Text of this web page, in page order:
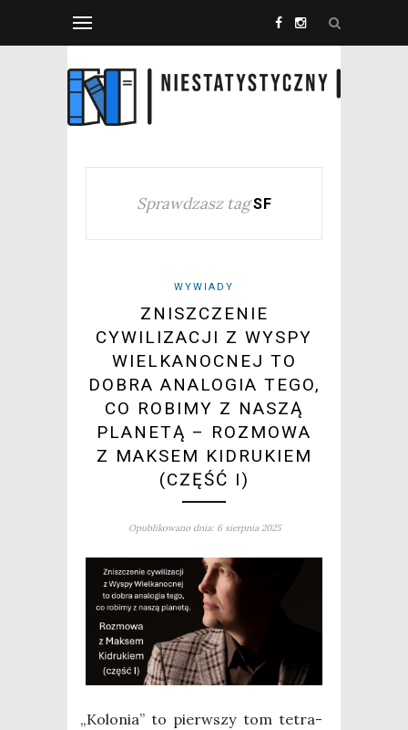
Sprawdzasz tag SF
WYWIADY
ZNISZCZENIE
CYWILIZACJI Z WYSPY
WIELKANOCNEJ TO
DOBRA ANALOGIA TEGO,
CO ROBIMY Z NASZĄ
PLANETĄ – ROZMOWA
Z MAKSEM KIDRUKIEM
(CZĘŚĆ I)
Opublikowano dnia: 6 sierpnia 2025
„Kolo­nia” to pierw­szy tom tetra­